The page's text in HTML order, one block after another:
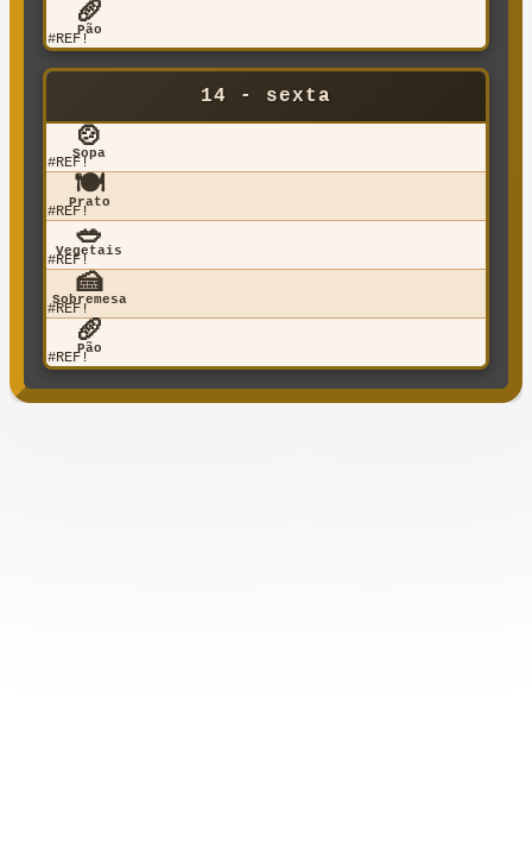
🥖
Pão
#REF!
14 - sexta
🍲
Sopa
#REF!
🍽️
Prato
#REF!
🥗
Vegetais
#REF!
🍰
Sobremesa
#REF!
🥖
Pão
#REF!